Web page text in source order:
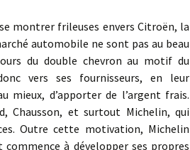
frileuses envers Citroën, la
automobile ne sont pas au beau
du double chevron au motif du
vers ses fournisseurs, en leur
mieux, d’apporter de l’argent frais.
Chausson, et surtout Michelin, qui
Outre cette motivation, Michelin
à développer ses propres